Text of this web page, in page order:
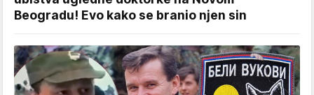
Beogradu! Evo kako se branio njen sin